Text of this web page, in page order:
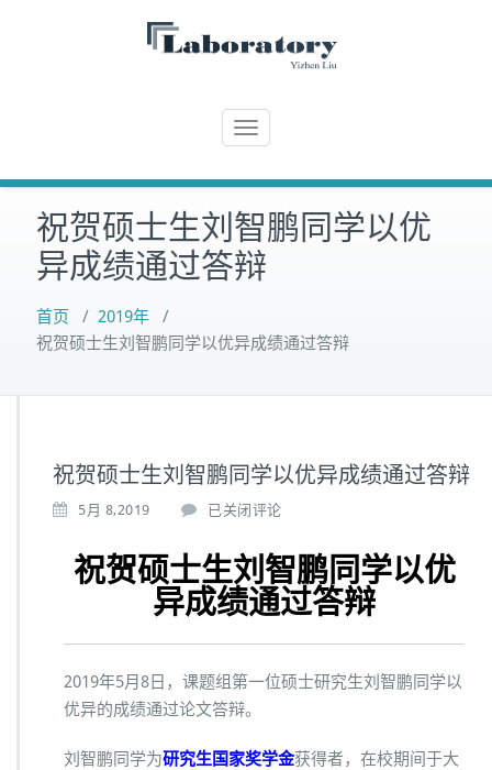
T
g
g
l
e
v
t
o
祝贺硕士生刘智鹏同学以优
异成绩通过答辩
首页 / 2019年 /
祝贺硕士生刘智鹏同学以优异成绩通过答辩
祝贺硕士生刘智鹏同学以优异成绩通过答辩
5月 8,2019 已关闭评论
祝贺硕士生刘智鹏同学以优
异成绩通过答辩
2019年5月8日，课题组第一位硕士研究生刘智鹏同学以
优异的成绩通过论文答辩。
刘智鹏同学为研究生国家奖学金获得者，在校期间于大